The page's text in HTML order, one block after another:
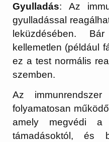
Gyulladás: Az
gyulladással
leküzdésében.
kellemetlen (például
ez a test normális
szemben.
Az
folyamatosan
amely megvédi a
támadásoktól, és